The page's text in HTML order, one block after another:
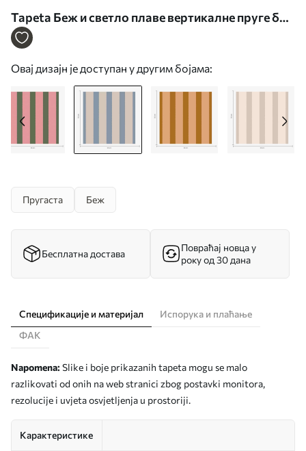
Tapeta Беж и светло плаве вертикалне пруге бр.
a01180v3
Овај дизајн је доступан у другим бојама:
Пругаста Беж
Бесплатна достава
Повраћај новца у
року од 30 дана
Спецификације и материјал
Испорука и плаћање
ФАК
Napomena: Slike i boje prikazanih tapeta mogu se malo
razlikovati od onih na web stranici zbog postavki monitora,
rezolucije i uvjeta osvjetljenja u prostoriji.
Карактеристике